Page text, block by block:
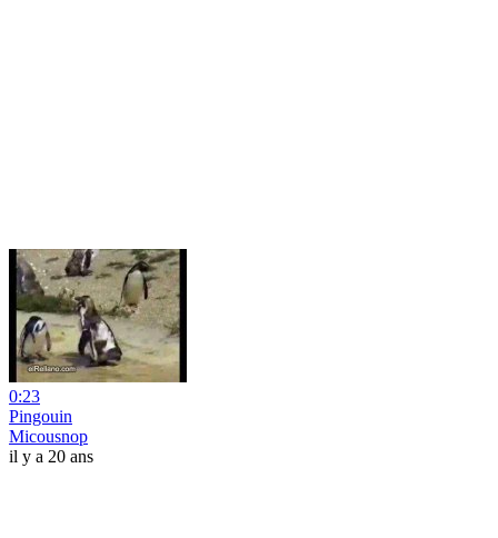
0:23
Pingouin
Micousnop
il y a 20 ans